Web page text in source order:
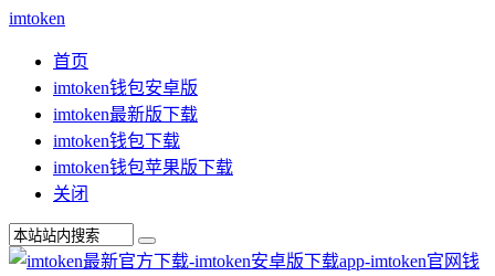
imtoken
首页
imtoken钱包安卓版
imtoken最新版下载
imtoken钱包下载
imtoken钱包苹果版下载
关闭